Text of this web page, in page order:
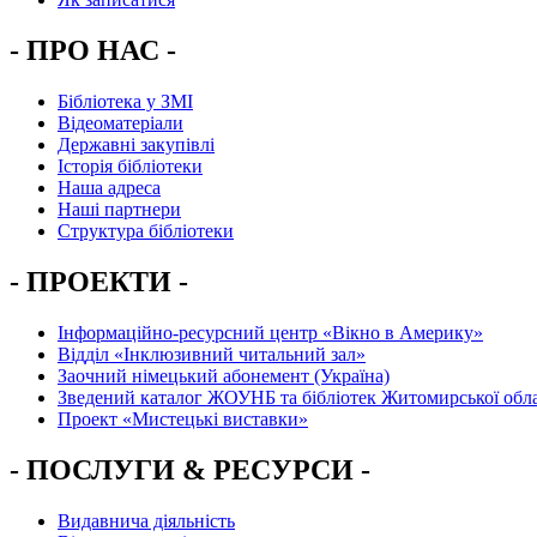
- ПРО НАС -
Бібліотека у ЗМІ
Відеоматеріали
Державні закупівлі
Історія бібліотеки
Наша адреса
Наші партнери
Структура бібліотеки
- ПРОЕКТИ -
Інформаційно-ресурсний центр «Вікно в Америку»
Вiддiл «Інклюзивний читальний зал»
Заочний німецький абонемент (Україна)
Зведений каталог ЖОУНБ та бібліотек Житомирської
Проект «Мистецькі виставки»
- ПОСЛУГИ & РЕСУРСИ -
Видавнича діяльність